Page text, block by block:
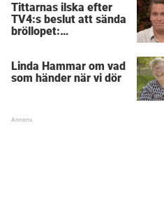
Tittarnas ilska efter
TV4:s beslut att sända
bröllopet:
Linda Hammar om vad
som händer när vi dör